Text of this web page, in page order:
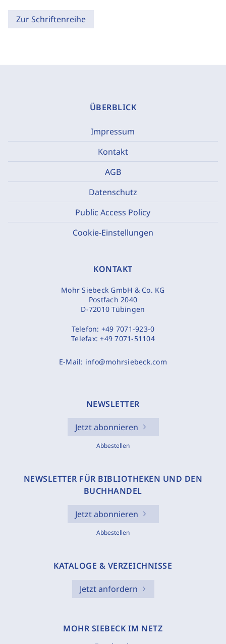
Zur Schriftenreihe
ÜBERBLICK
Impressum
Kontakt
AGB
Datenschutz
Public Access Policy
Cookie-Einstellungen
KONTAKT
Mohr Siebeck GmbH & Co. KG
Postfach 2040
D-72010 Tübingen
Telefon: +49 7071-923-0
Telefax:+49 7071-51104
E-Mail: info@mohrsiebeck.com
NEWSLETTER
Jetzt abonnieren
Abbestellen
NEWSLETTER FÜR BIBLIOTHEKEN UND DEN
BUCHHANDEL
Jetzt abonnieren
Abbestellen
KATALOGE & VERZEICHNISSE
Jetzt anfordern
MOHR SIEBECK IM NETZ